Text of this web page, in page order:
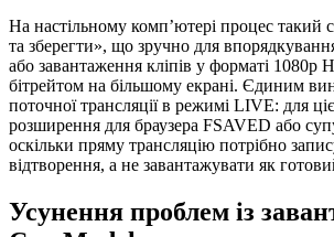
На настільному комп’ютері процес
та зберегти», що зручно для
або завантаження кліпів у форматі 1080p
бітрейтом на більшому екрані. Єдиним
поточної трансляції в режимі LIVE: для
розширення для браузера FSAVED або
оскільки пряму трансляцію потрібно
відтворення, а не завантажувати як
Усунення проблем із